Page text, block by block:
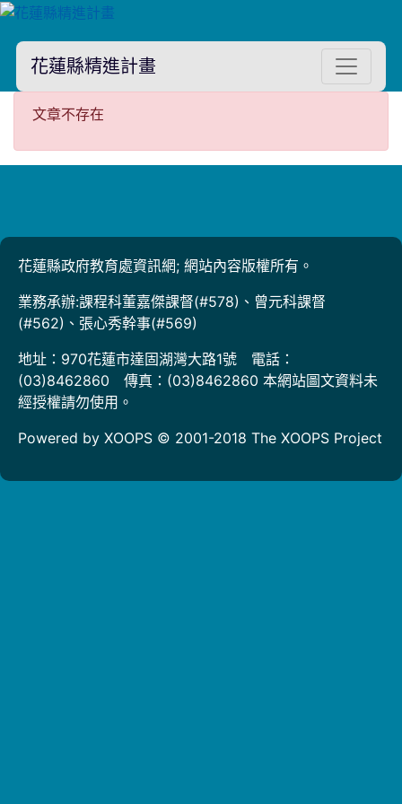
花蓮縣精進計畫
文章不存在
文章不存在
花蓮縣政府教育處資訊網; 網站內容版權所有。
業務承辦:課程科董嘉傑課督(#578)、曾元科課督
(#562)、張心秀幹事(#569)
地址：970花蓮市達固湖灣大路1號 電話：
(03)8462860 傳真：(03)8462860 本網站圖文資料未
經授權請勿使用。
Powered by XOOPS © 2001-2018 The XOOPS Project